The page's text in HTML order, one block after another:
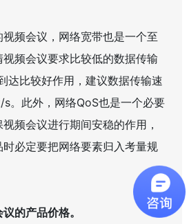
频会议，网络宽带也是一个至
频会议要求比较低的数据传输
达比较好作用，建议数据传输速
。此外，网络QoS也是一个必要
频会议进行期间安稳的作用，
必定要把网络要素归入考量规
的产品价格。